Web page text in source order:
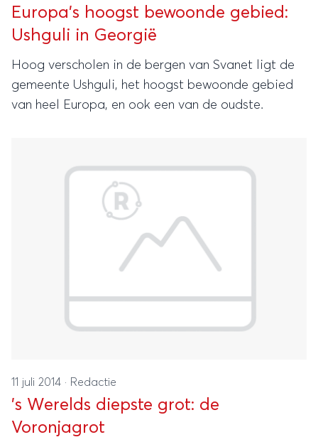
Europa's hoogst bewoonde gebied:
Ushguli in Georgië
Hoog verscholen in de bergen van Svanet ligt de
gemeente Ushguli, het hoogst bewoonde gebied
van heel Europa, en ook een van de oudste.
11 juli 2014 · Redactie
's Werelds diepste grot: de
Voronjagrot